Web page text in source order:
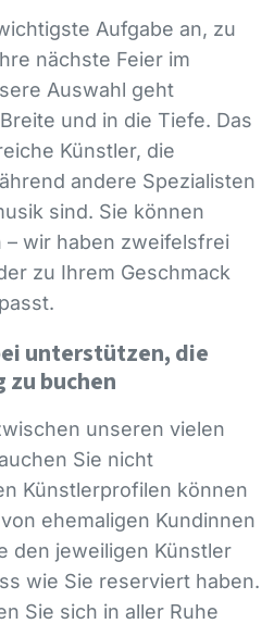
Aufgabe an, zu
nächste Feier im
Auswahl geht
und in die Tiefe. Das
Künstler, die
andere Spezialisten
sind. Sie können
– wir haben zweifelsfrei
zu Ihrem Geschmack
unterstützen, die
buchen
unseren vielen
Sie nicht
Künstlerprofilen können
ehemaligen Kundinnen
den jeweiligen Künstler
wie Sie reserviert haben.
Sie sich in aller Ruhe